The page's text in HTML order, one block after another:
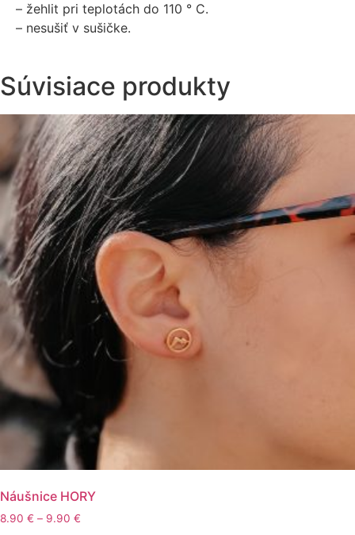
– žehlit pri teplotách do 110 ° C.
– nesušiť v sušičke.
Súvisiace produkty
Náušnice HORY
8.90 € – 9.90 €